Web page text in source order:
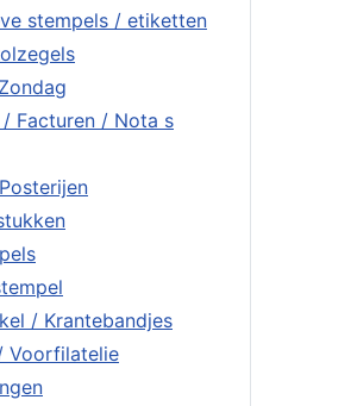
stempels / etiketten
Facturen / Nota s
/ Krantebandjes
Voorfilatelie